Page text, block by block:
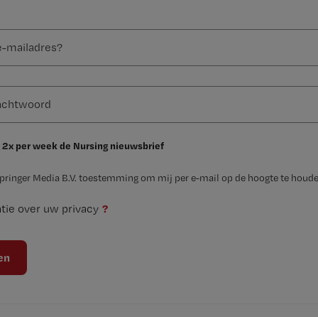
2x per week de Nursing nieuwsbrief
Media B.V. toestemming om mij per e-mail op de hoogte te
over uw privacy ?